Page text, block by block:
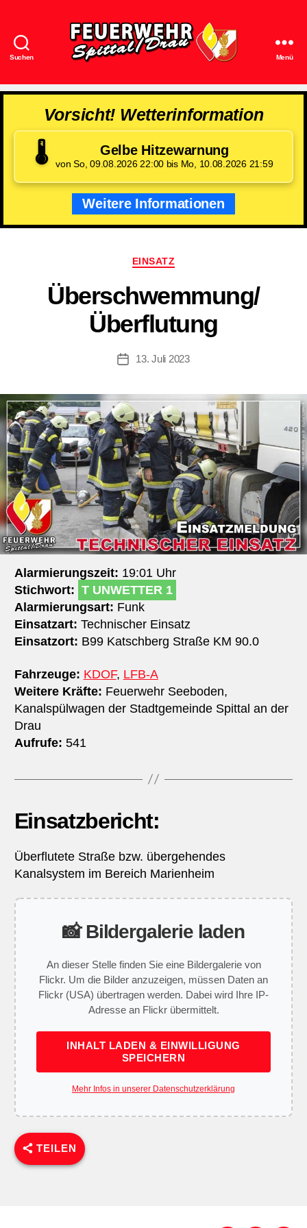
Suchen
Spittal/Drau
Menü
Vorsicht! Wetterinformation
🌡️ Gelbe Hitzewarnung
von So, 09.08.2026 22:00 bis Mo, 10.08.2026 21:59
Weitere Informationen
Kategorien
EINSATZ
Überschwemmung/
Überflutung
Beitragsdatum
13. Juli 2023
Alarmierungszeit: 19:01 Uhr
Stichwort: T UNWETTER 1
Alarmierungsart: Funk
Einsatzart: Technischer Einsatz
Einsatzort: B99 Katschberg Straße KM 90.0
Fahrzeuge: KDOF, LFB-A
Weitere Kräfte: Feuerwehr Seeboden,
Kanalspülwagen der Stadtgemeinde Spittal an der
Drau
Aufrufe: 541
Einsatzbericht:
Überflutete Straße bzw. übergehendes
Kanalsystem im Bereich Marienheim
📸 Bildergalerie laden
An dieser Stelle finden Sie eine Bildergalerie von
Flickr. Um die Bilder anzuzeigen, müssen Daten an
Flickr (USA) übertragen werden. Dabei wird Ihre IP-
Adresse an Flickr übermittelt.
INHALT LADEN & EINWILLIGUNG
SPEICHERN
Mehr Infos in unserer Datenschutzerklärung
TEILEN